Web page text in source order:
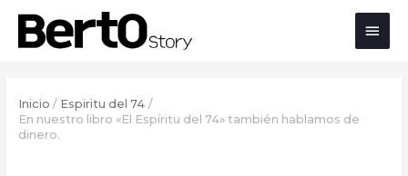
contenido
contenido
Inicio
Espiritu del 74
En nuestro libro «El Espíritu del 74» también hablamos de
dinero.